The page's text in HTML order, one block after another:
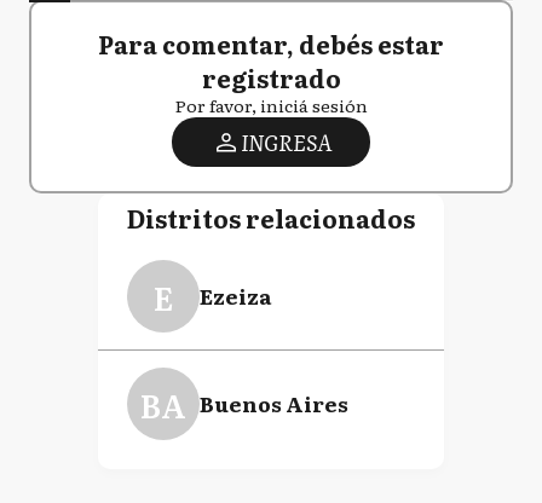
Para comentar, debés estar
registrado
Por favor, iniciá sesión
INGRESA
Distritos relacionados
E Ezeiza
BA Buenos Aires